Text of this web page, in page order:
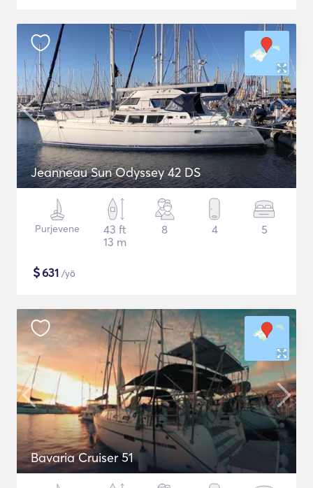
Jeanneau Sun Odyssey 42 DS
Purjevene
43 ft
13 m
8 4 5
$631 /yö
Bavaria Cruiser 51